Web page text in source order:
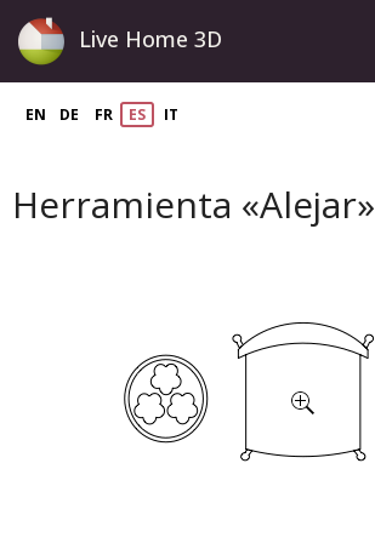
Live Home 3D
EN DE FR ES IT
Herramienta «Alejar»